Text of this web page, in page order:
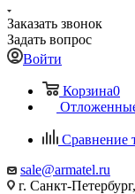
Заказать звонок
Задать вопрос
Войти
Корзина0
Сравнение
sale@armatel.ru
г. Санкт-